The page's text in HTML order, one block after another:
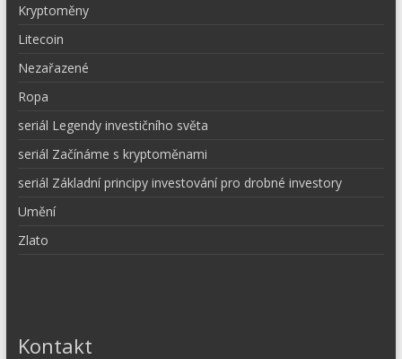
Kryptoměny
Litecoin
Nezařazené
Ropa
seriál Legendy investičního světa
seriál Začínáme s kryptoměnami
seriál Základní principy investování pro drobné investory
Umění
Zlato
Kontakt